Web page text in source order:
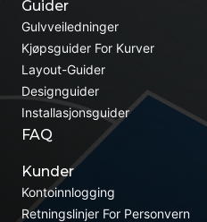
Guider
Gulvveiledninger
Kjøpsguider For Kurver
Layout-Guider
Designguider
Installasjonsguider
FAQ
Kunder
Kontoinnlogging
Retningslinjer For Personvern